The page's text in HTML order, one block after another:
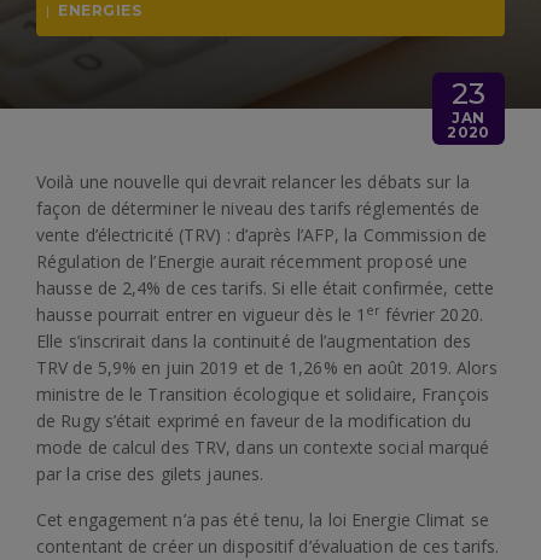
| ENERGIES
23
JAN
2020
Voilà une nouvelle qui devrait relancer les débats sur la
façon de déterminer le niveau des tarifs réglementés de
vente d’électricité (TRV) : d’après l’AFP, la Commission de
Régulation de l’Energie aurait récemment proposé une
hausse de 2,4% de ces tarifs. Si elle était confirmée, cette
hausse pourrait entrer en vigueur dès le 1 er février 2020.
Elle s’inscrirait dans la continuité de l’augmentation des
TRV de 5,9% en juin 2019 et de 1,26% en août 2019. Alors
ministre de le Transition écologique et solidaire, François
de Rugy s’était exprimé en faveur de la modification du
mode de calcul des TRV, dans un contexte social marqué
par la crise des gilets jaunes.
Cet engagement n’a pas été tenu, la loi Energie Climat se
contentant de créer un dispositif d’évaluation de ces tarifs.